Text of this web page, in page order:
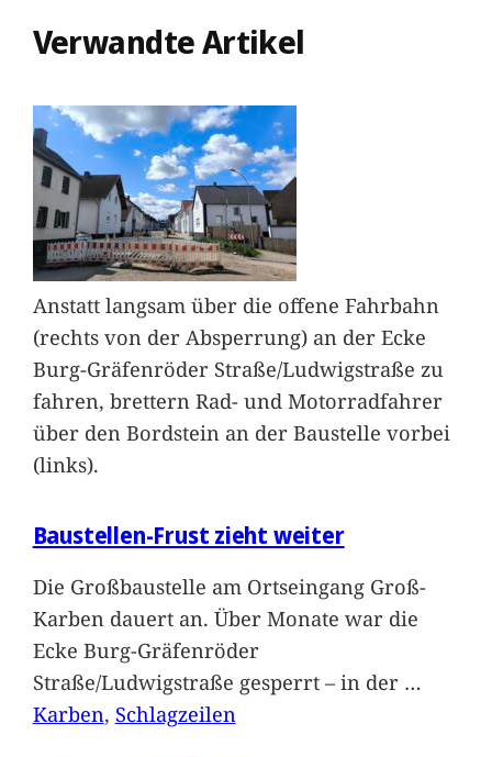
Verwandte Artikel
Anstatt langsam über die offene Fahrbahn
(rechts von der Absperrung) an der Ecke
Burg-Gräfenröder Straße/Ludwigstraße zu
fahren, brettern Rad- und Motorradfahrer
über den Bordstein an der Baustelle vorbei
(links).
Baustellen-Frust zieht weiter
Die Großbaustelle am Ortseingang Groß-
Karben dauert an. Über Monate war die
Ecke Burg-Gräfenröder
Straße/Ludwigstraße gesperrt – in der …
Karben, Schlagzeilen